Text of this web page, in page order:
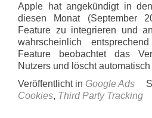
Apple hat angekündigt in
diesen Monat (September
Feature zu integrieren und
wahrscheinlich
Feature beobachtet das
Nutzers und löscht
Veröffentlicht in Google Ads
Cookies, Third Party Tracking